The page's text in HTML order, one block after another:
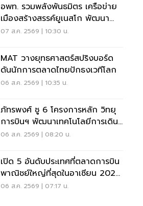
อพท. รวมพลังพันธมิตร เครือข่าย
เมืองสร้างสรรค์ยูเนสโก พัฒนา
เมืองอย่างยั่งยืน
07 ส.ค. 2569 | 10:30 น.
MAT วางยุทธศาสตร์สปริงบอร์ด
ดันนักการตลาดไทยปักธงเวทีโลก
06 ส.ค. 2569 | 10:35 น.
ภัทรพงศ์ ชู 6 โครงการหลัก วิทยุ
การบินฯ พัฒนาเทคโนโลยีการเดิน
อากาศ การบินยุคใหม่
06 ส.ค. 2569 | 08:20 น.
เปิด 5 อันดับประเทศที่ตลาดการบิน
พาณิชย์ใหญ่ที่สุดในอาเซียน 2026
เวียดนามแซงไทยแล้ว
06 ส.ค. 2569 | 07:17 น.